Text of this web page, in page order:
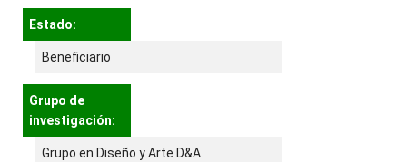
Estado:
Beneficiario
Grupo de
investigación:
Grupo en Diseño y Arte D&A